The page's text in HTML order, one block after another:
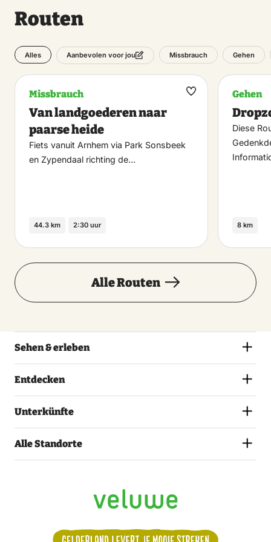
Routen
Alles Aanbevolen voor jou Missbrauch Gehen
Missbrauch
Van landgoederen naar
paarse heide
Fiets vanuit Arnhem via Park Sonsbeek
en Zypendaal richting de…
44.3 km 2:30 uur
Maak
Gehen
Diese
8 km
Alle Routen
30 August 2026
Sehen & erleben
Entdecken
Unterkünfte
Alle Standorte